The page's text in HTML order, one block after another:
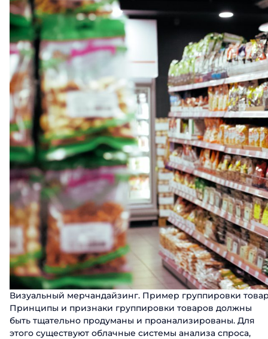
Визуальный мерчандайзинг. Пример группировки
Принципы и признаки группировки товаров должны
быть тщательно продуманы и проанализированы. Для
этого существуют облачные системы анализа спроса,